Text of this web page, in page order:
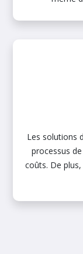
Les solutions
processus
coûts. De